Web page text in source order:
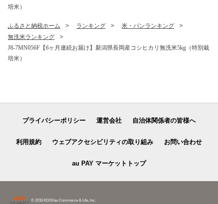
培米）
ふるさと納税ホーム ランキング
米・パンランキング
無洗米ランキング
J8-7MN056F【6ヶ月連続お届け】新潟県長岡産コシヒカリ無洗米5kg（特別栽
培米）
プライバシーポリシー 運営会社 自治体関係者の皆様へ
利用規約 ウェブアクセシビリティの取り組み お問い合わせ
au PAY マーケットトップ
© 2016 KDDI/au Commerce & Life, Inc.